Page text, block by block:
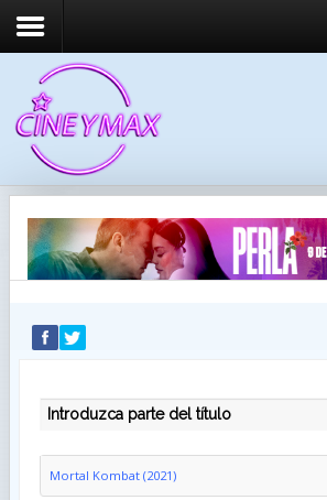
RECUÉRDEME
IDENTIFICARSE
INTRODUZCA PARTE DEL TÍTULO
Mortal Kombat (2021)